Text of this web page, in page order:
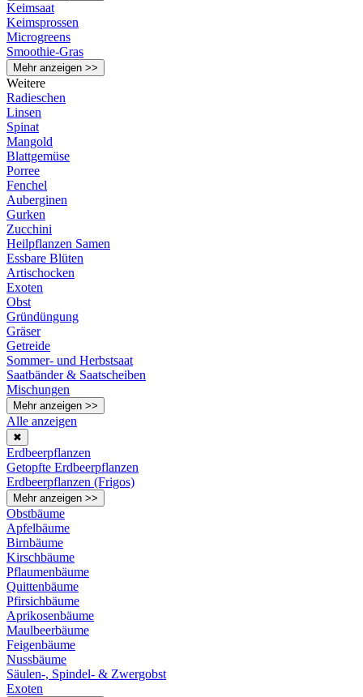
Keimsaat
Keimsprossen
Microgreens
Smoothie-Gras
Mehr anzeigen >>
Weitere
Radieschen
Linsen
Spinat
Mangold
Blattgemüse
Porree
Fenchel
Auberginen
Gurken
Zucchini
Heilpflanzen Samen
Essbare Blüten
Artischocken
Exoten
Obst
Gründüngung
Gräser
Getreide
Sommer- und Herbstsaat
Saatbänder & Saatscheiben
Mischungen
Mehr anzeigen >>
Alle anzeigen
✖
Erdbeerpflanzen
Getopfte Erdbeerpflanzen
Erdbeerpflanzen (Frigos)
Mehr anzeigen >>
Obstbäume
Apfelbäume
Birnbäume
Kirschbäume
Pflaumenbäume
Quittenbäume
Pfirsichbäume
Aprikosenbäume
Maulbeerbäume
Feigenbäume
Nussbäume
Säulen-, Spindel- & Zwergobst
Exoten